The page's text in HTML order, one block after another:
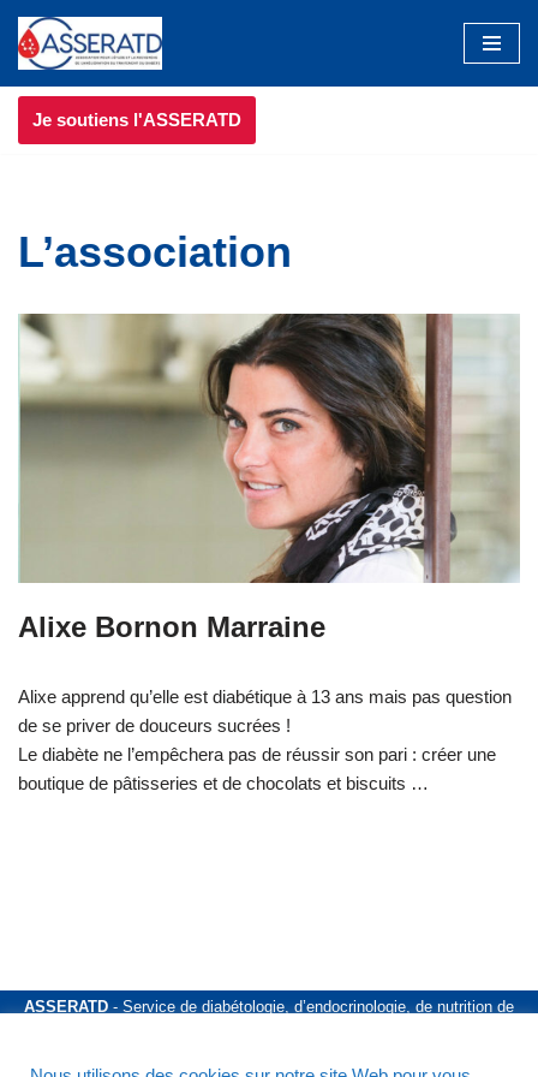
Aller
au
contenu
Je soutiens l'ASSERATD
L’association
Alixe Bornon Marraine
Alixe apprend qu’elle est diabétique à 13 ans mais pas question
de se priver de douceurs sucrées !
Le diabète ne l’empêchera pas de réussir son pari : créer une
boutique de pâtisseries et de chocolats et biscuits …
ASSERATD - Service de diabétologie, d’endocrinologie, de nutrition de